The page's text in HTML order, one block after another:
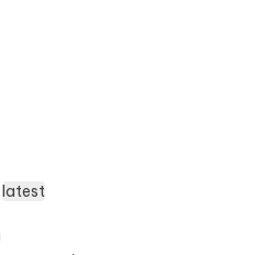
latest